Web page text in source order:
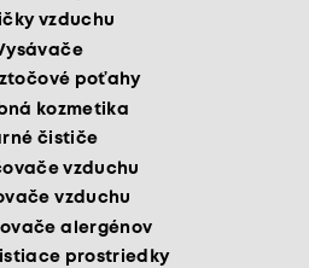
vzduchu
poťahy
kozmetika
čističe
vzduchu
vzduchu
alergénov
prostriedky